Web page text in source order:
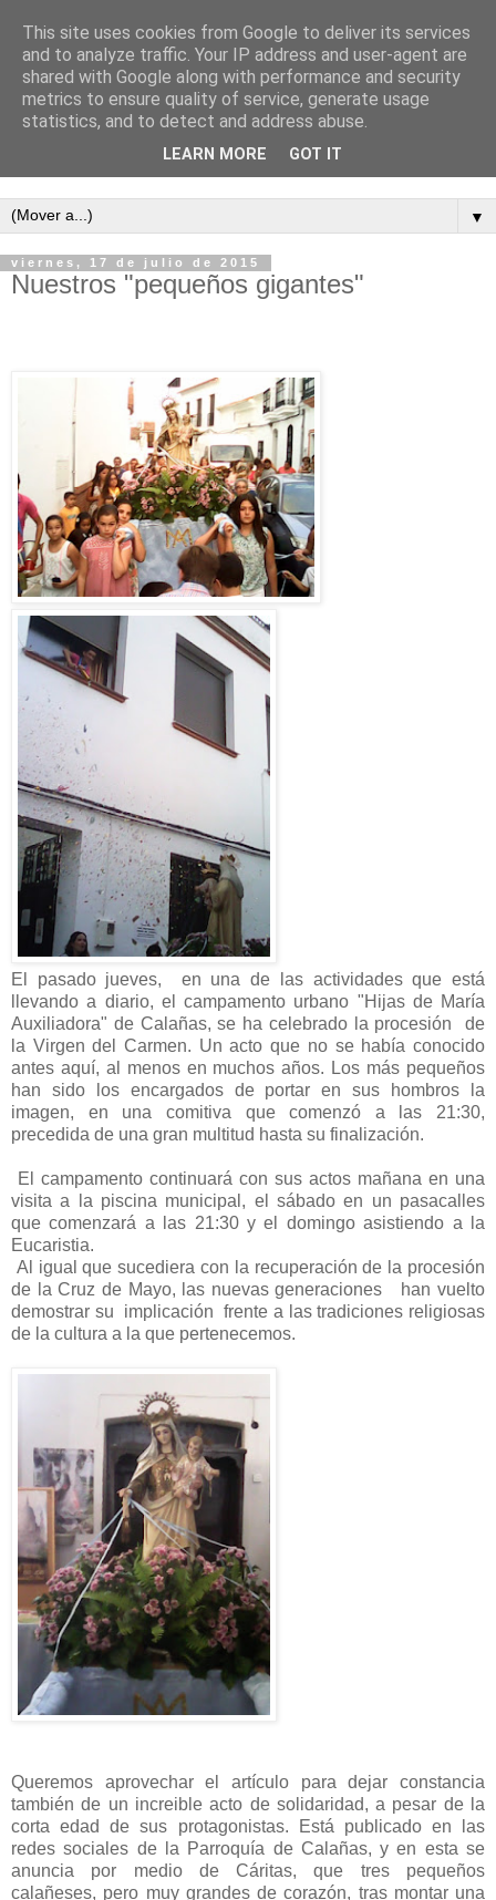
Semanario independiente de Calañas
▼
viernes, 17 de julio de 2015
Nuestros "pequeños gigantes"
El pasado jueves, en una de las actividades que está
llevando a diario, el campamento urbano "Hijas de María
Auxiliadora" de Calañas, se ha celebrado la procesión de
la Virgen del Carmen. Un acto que no se había conocido
antes aquí, al menos en muchos años. Los más pequeños
han sido los encargados de portar en sus hombros la
imagen, en una comitiva que comenzó a las 21:30,
precedida de una gran multitud hasta su finalización.
El campamento continuará con sus actos mañana en una
visita a la piscina municipal, el sábado en un pasacalles
que comenzará a las 21:30 y el domingo asistiendo a la
Eucaristia.
Al igual que sucediera con la recuperación de la procesión
de la Cruz de Mayo, las nuevas generaciones han vuelto
demostrar su implicación frente a las tradiciones religiosas
de la cultura a la que pertenecemos.
Queremos aprovechar el artículo para dejar constancia
también de un increible acto de solidaridad, a pesar de la
corta edad de sus protagonistas. Está publicado en las
redes sociales de la Parroquía de Calañas, y en esta se
anuncia por medio de Cáritas, que tres pequeños
calañeses, pero muy grandes de corazón, tras montar una
This site uses cookies from Google to deliver its services
and to analyze traffic. Your IP address and user-agent are
shared with Google along with performance and security
metrics to ensure quality of service, generate usage
statistics, and to detect and address abuse.
LEARN MORE GOT IT